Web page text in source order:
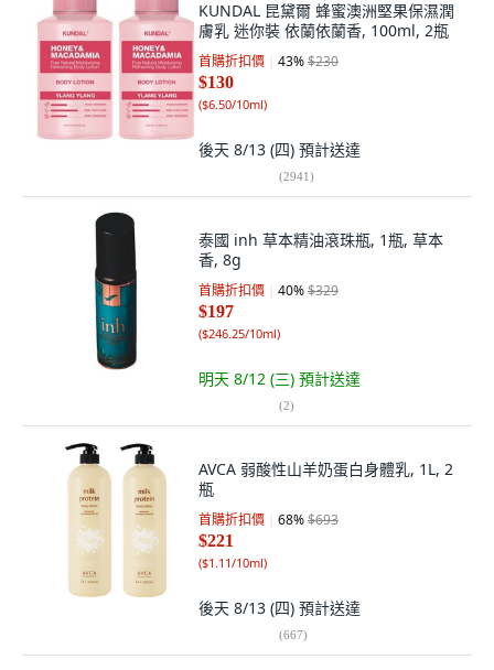
KUNDAL 昆黛爾 蜂蜜澳洲堅果保濕潤
膚乳 迷你裝 依蘭依蘭香, 100ml, 2瓶
首購折扣價 43%$230
$130
($6.50/10ml)
後天 8/13 (四) 預計送達
(2941)
泰國 inh 草本精油滾珠瓶, 1瓶, 草本
香, 8g
首購折扣價 40%$329
$197
($246.25/10ml)
明天 8/12 (三) 預計送達
(2)
AVCA 弱酸性山羊奶蛋白身體乳, 1L, 2
瓶
首購折扣價 68%$693
$221
($1.11/10ml)
後天 8/13 (四) 預計送達
(667)